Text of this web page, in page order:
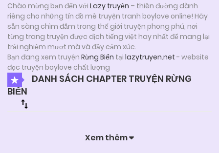
Chào mừng bạn đến với Lazy truyện – thiên đường dành
riêng cho những tín đồ mê truyện tranh boylove online! Hãy
sẵn sàng chìm đắm trong thế giới truyện phong phú, nơi
từng trang truyện được dịch tiếng việt hay nhất để mang lại
trải nghiệm mượt mà và đầy cảm xúc.
Bạn đang xem truyện Rừng Biển tại lazytruyen.net - website
đọc truyện boylove chất lượng
DANH SÁCH CHAPTER TRUYỆN RỪNG
BIỂN
Xem thêm